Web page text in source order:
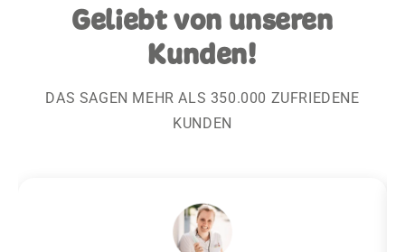
Geliebt von unseren
Kunden!
DAS SAGEN MEHR ALS 350.000 ZUFRIEDENE
KUNDEN